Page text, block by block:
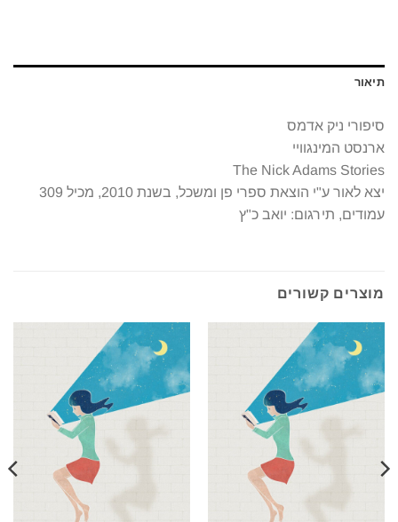
תיאור
סיפורי ניק אדמס
ארנסט המינגוויי
The Nick Adams Stories
יצא לאור ע"י הוצאת ספרי פן ומשכל, בשנת 2010, מכיל 309
עמודים, תירגום: יואב כ"ץ
מוצרים קשורים